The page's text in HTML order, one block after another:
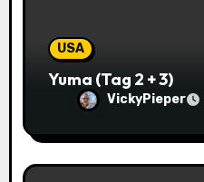
i
USA
Yuma (Tag 2 + 3)
VickyPieper